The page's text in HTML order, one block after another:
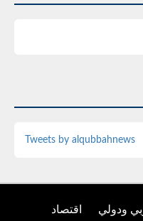
Tweets by alqubbahnews
ودولي اقتصاد